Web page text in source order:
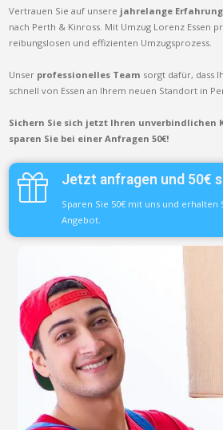
Vertrauen Sie auf unsere jahrelange Erfahrung
nach Perth & Kinross. Mit Umzug Lorenz Essen
reibungslosen und effizienten Umzugsprozess.
Unser professionelles Team sorgt dafür, dass
schnell von Essen an Ihrem neuen Standort in
Sichern Sie sich jetzt Ihren unverbindlichen
sparen Sie bei einer Anfragen 50€!
Jetzt anfragen und 50€
Sparen Sie 50€ mit uns und
Angebot.